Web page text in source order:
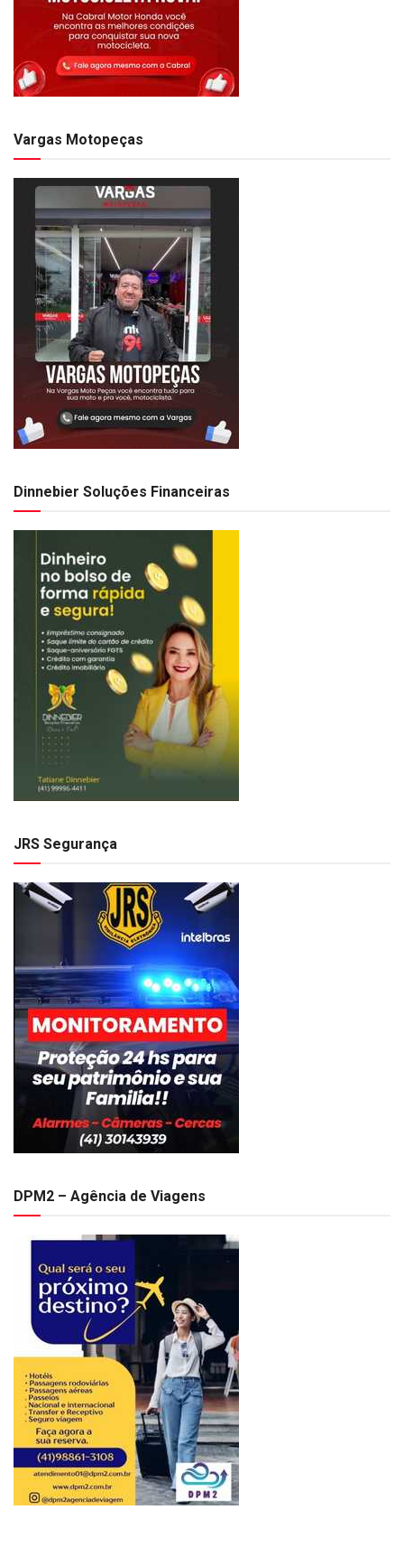
Vargas Motopeças
Dinnebier Soluções Financeiras
JRS Segurança
DPM2 – Agência de Viagens